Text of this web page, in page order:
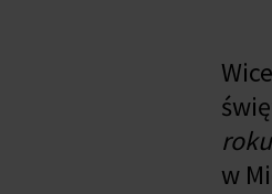
roku
w